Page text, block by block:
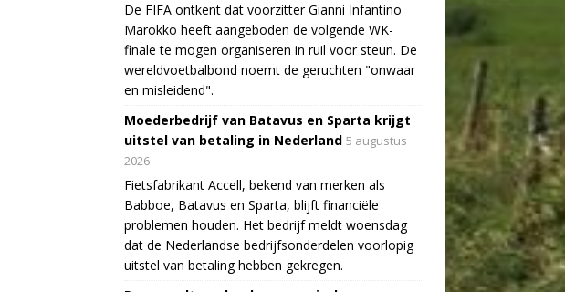
De FIFA ontkent dat voorzitter Gianni Infantino
Marokko heeft aangeboden de volgende WK-
finale te mogen organiseren in ruil voor steun. De
wereldvoetbalbond noemt de geruchten "onwaar
en misleidend".
Moederbedrijf van Batavus en Sparta krijgt
uitstel van betaling in Nederland 5 augustus
2026
Fietsfabrikant Accell, bekend van merken als
Babboe, Batavus en Sparta, blijft financiële
problemen houden. Het bedrijf meldt woensdag
dat de Nederlandse bedrijfsonderdelen voorlopig
uitstel van betaling hebben gekregen.